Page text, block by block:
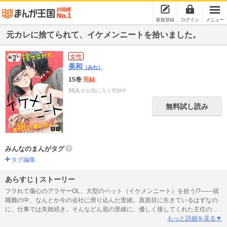
新規登録 ログイン メニュー
元カレに捨てられて、イケメンニートを拾いました。
女性
美和 （みわ）
15巻 完結
10人 がお気に入り登録中
無料試し読み
みんなのまんがタグ
タグ編集
あらすじ | ストーリー
フラれて傷心のアラサーOL、大型のペット（イケメンニート）を拾う!?――就
職難の中、なんとか今の会社に滑り込んだ里緒。真面目に生きているはずなの
に、仕事では失敗続き。そんなどん底の里緒に、優しく接してくれた主任の九
条さん。デートを重ね、気づけば本気の恋に落ちていた。このまま彼とずっ
もっと詳細を見る▼